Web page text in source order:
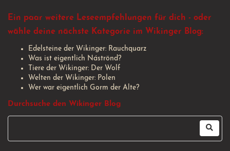
Ein paar weitere Leseempfehlungen für dich - oder
wähle deine nächste Kategorie im Wikinger Blog:
Edelsteine der Wikinger: Rauchquarz
Was ist eigentlich Náströnd?
Tiere der Wikinger: Der Wolf
Welten der Wikinger: Polen
Wer war eigentlich Gorm der Alte?
Durchsuche den Wikinger Blog